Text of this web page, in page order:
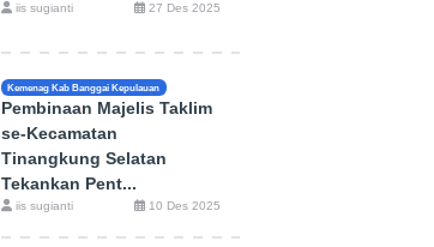
iis sugianti 27 Des 2025
Kemenag Kab Banggai Kepulauan
Pembinaan Majelis Taklim
se-Kecamatan
Tinangkung Selatan
Tekankan Pent...
iis sugianti 10 Des 2025